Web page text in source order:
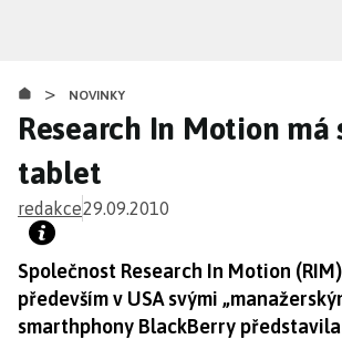
obsahu
> NOVINKY
Research In Motion
tablet
redakce29.09.2010
Společnost Research In Motion
především v USA svými
smarthphony BlackBerry